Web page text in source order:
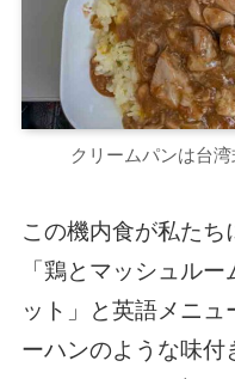
クリームパンは台
この機内食が私たち
「鶏とマッシュル
ット」と英語メニュ
ーハンのような味付